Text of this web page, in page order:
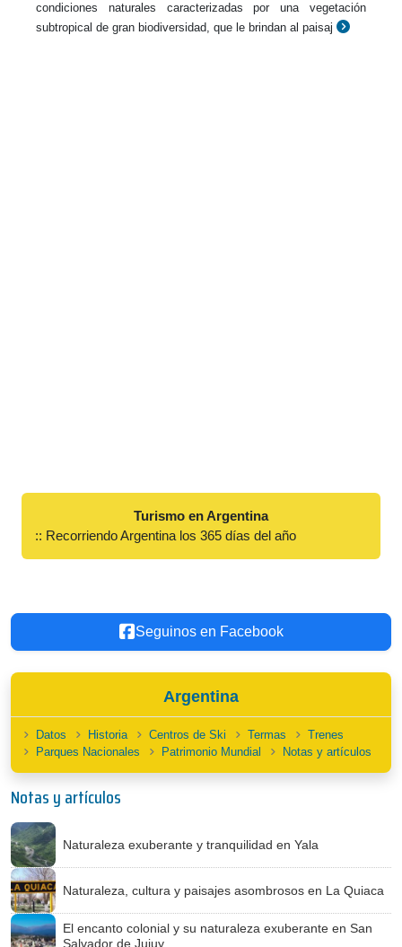
condiciones naturales caracterizadas por una vegetación
subtropical de gran biodiversidad, que le brindan al paisaj
Turismo en Argentina
:: Recorriendo Argentina los 365 días del año
Seguinos en Facebook
Argentina
Datos Historia Centros de Ski Termas
Trenes
Parques Nacionales
Patrimonio Mundial Notas y artículos
Notas y artículos
Naturaleza exuberante y tranquilidad en Yala
Naturaleza, cultura y paisajes asombrosos en La Quiaca
El encanto colonial y su naturaleza exuberante en San
Salvador de Jujuy